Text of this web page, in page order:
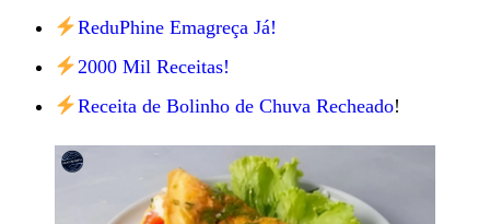
ReduPhine Emagreça Já!
2000 Mil Receitas!
Receita de Bolinho de Chuva Recheado!